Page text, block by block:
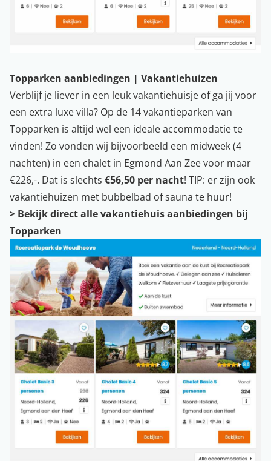
Topparken aanbiedingen | Vakantiehuizen
Verblijf je liever in een leuk vakantiehuisje of ga jij voor
een extra luxe villa? Op de 14 vakantieparken van
Topparken is altijd wel een ideale accommodatie te
vinden! Zo vonden wij bijvoorbeeld een midweek (4
nachten) in een chalet in Egmond Aan Zee voor maar
€226,-. Dat is slechts €56,50 per nacht! TIP: er zijn ook
vakantiehuizen met bubbelbad of sauna te huur!
> Bekijk direct alle vakantiehuis aanbiedingen bij
Topparken